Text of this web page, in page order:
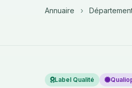
Annuaire ›
Label Qualité